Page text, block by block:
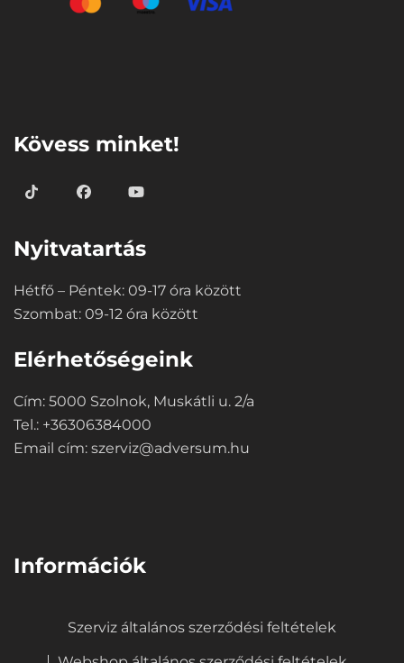
Kövess minket!
Nyitvatartás
Hétfő – Péntek: 09-17 óra között
Szombat: 09-12 óra között
Elérhetőségeink
Cím: 5000 Szolnok, Muskátli u. 2/a
Tel.: +36306384000
Email cím: szerviz@adversum.hu
Információk
Szerviz általános szerződési feltételek